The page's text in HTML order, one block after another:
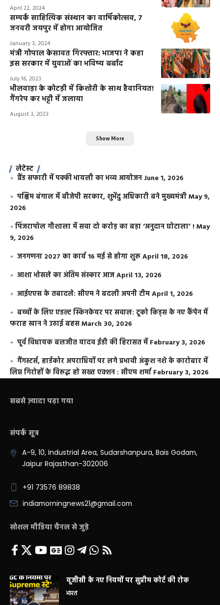
April 22, 2024
सम्पर्क साहित्यिक संस्थान का वार्षिकोत्सव, 7
जनवरी जयपुर में होगा आयोजित
January 3, 2024
मंत्री गोपाल केसावत गिरफ्तार: भाजपा ने कहा
इस सरकार में युवाओं का भविष्य बर्बाद
July 16, 2023
भीलवाड़ा के कोटड़ी में किशोरी के साथ हैवानियत!
गैंगरेप कर भट्टी में जलाया
August 3, 2023
Show More
लेटेस्ट
ग्रैंड सफारी में पक्की भायली का भव्य आयोजन June 1, 2026
पश्चिम बंगाल में बीजेपी सरकार, शुभेंदु अधिकारी बने मुख्यमंत्रीMay 9,
2026
​पिंजरापोल गौशाला में सवा दो करोड़ का बड़ा ‘अनुदान घोटाला’ !May
9, 2026
जनगणना 2027 का कार्य 16 मई से होगा शुरूApril 18, 2026
आशा भोसले का अंतिम संस्कार आजApril 13, 2026
आईएएस के तबादले: सीएम ने बदली अपनी टीमApril 1, 2026
बच्चों के लिए एडल्ट स्किनकेयर पर सवाल: टूको किड्स के नए कैंपेन में
फराह खान ने उठाई बहसMarch 30, 2026
पूर्व विधायक बलजीत यादव ईडी की हिरासत में February 3, 2026
गैंगस्टर्स, हार्डकोर अपराधियों पर लगे प्रभावी अंकुश नशे के कारोबार में
लिप्त गिरोहों के विरूद्ध हो सख्त एक्शन : सीएम शर्मा February 3, 2026
सबसे ज़्यादा पढ़ा गया
संपर्क सूत्र
A-9, 10, Industrial Area, Sudarshanpura, Bais Godam,
Jaipur Rajasthan-302006
+91 73576 89838
indiamorningnews21@gmail.com
सोशल मीडिया चैनल से जुड़े
यूजीसी के नए नियमों पर सुप्रीम कोर्ट की रोक
भारत